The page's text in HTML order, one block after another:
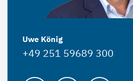
Uwe König
+49 251 59689 300